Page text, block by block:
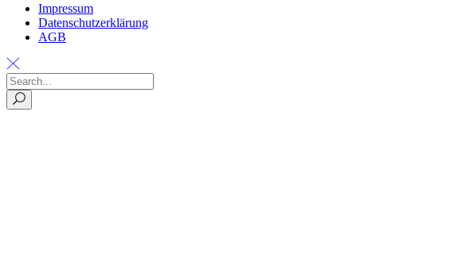
Impressum
Datenschutzerklärung
AGB